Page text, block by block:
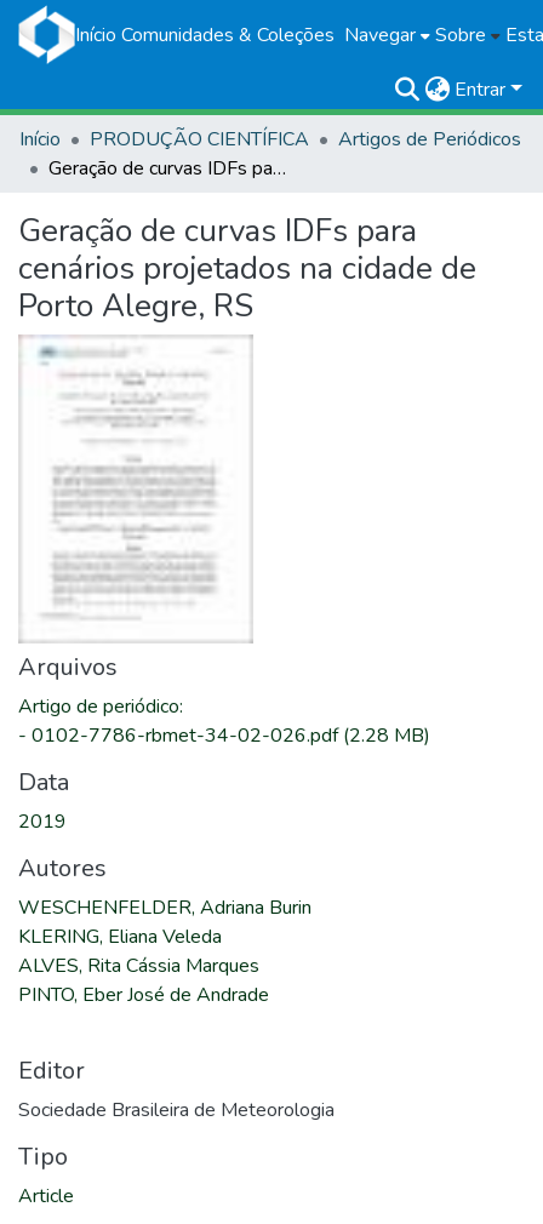
Início Comunidades & Coleções Navegar Sobre
Entrar
Início
PRODUÇÃO CIENTÍFICA
Artigos de Periódicos
Geração de curvas IDFs para cenários projetados na cidade de Porto Alegre, RS
Geração de curvas IDFs para
cenários projetados na cidade de
Porto Alegre, RS
Arquivos
Artigo de periódico:
- 0102-7786-rbmet-34-02-026.pdf(2.28 MB)
Data
2019
Autores
WESCHENFELDER, Adriana Burin
KLERING, Eliana Veleda
ALVES, Rita Cássia Marques
PINTO, Eber José de Andrade
Editor
Sociedade Brasileira de Meteorologia
Tipo
Article